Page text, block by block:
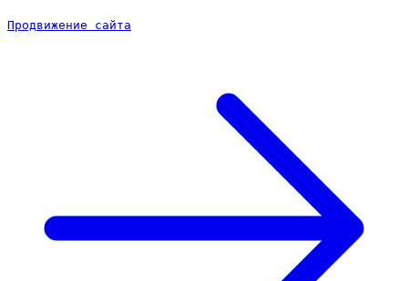
Продвижение сайта